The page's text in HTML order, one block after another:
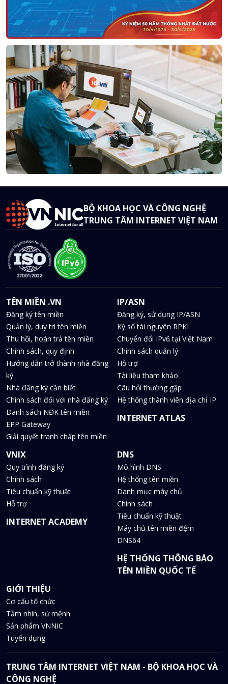
BỘ KHOA HỌC VÀ CÔNG NGHỆ
TRUNG TÂM INTERNET VIỆT NAM
TÊN MIỀN .VN
Đăng ký tên miền
Quản lý, duy trì tên miền
Thu hồi, hoàn trả tên miền
Chính sách, quy định
Hướng dẫn trở thành nhà đăng
ký
Nhà đăng ký cần biết
Chính sách đối với nhà đăng ký
Danh sách NĐK tên miền
EPP Gateway
Giải quyết tranh chấp tên miền
IP/ASN
Đăng ký, sử dụng IP/ASN
Ký số tài nguyên RPKI
Chuyển đổi IPv6 tại Việt Nam
Chính sách quản lý
Hỗ trợ
Tài liệu tham khảo
Câu hỏi thường gặp
Hệ thống thành viên địa chỉ IP
INTERNET ATLAS
VNIX
Quy trình đăng ký
Chính sách
Tiêu chuẩn kỹ thuật
Hỗ trợ
INTERNET ACADEMY
DNS
Mô hình DNS
Hệ thống tên miền
Danh mục máy chủ
Chính sách
Tiêu chuẩn kỹ thuật
Máy chủ tên miền đệm
DNS64
HỆ THỐNG THÔNG BÁO
TÊN MIỀN QUỐC TẾ
GIỚI THIỆU
Cơ cấu tổ chức
Tầm nhìn, sứ mệnh
Sản phẩm VNNIC
Tuyển dụng
TRUNG TÂM INTERNET VIỆT NAM - BỘ KHOA HỌC VÀ
CÔNG NGHỆ